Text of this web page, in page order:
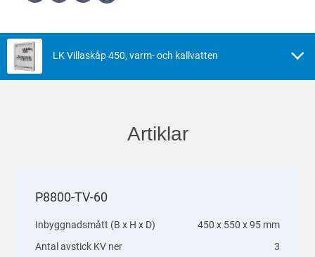
LK Villaskåp 450, varm- och kallvatten
Artiklar
P8800-TV-60
Inbyggnadsmått (B x H x D)
450 x 550 x 95 mm
Antal avstick KV ner
3